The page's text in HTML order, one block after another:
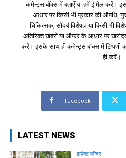
कमेन्ट्स बॉक्स में बताएँ या हमें ई मेल करें।
आधार पर किसी भी प्रकार की औषधि,
चिकित्सक, सौंदर्य विशेषज्ञ या किसी भी
अतिरिक्त खबरों या ऑफर के आधार पर
करें। इसके साथ ही कमेन्ट्स बॉक्स में टिप्पणी
ही करें।
Facebook
LATEST NEWS
इम्पैक्ट फीचर